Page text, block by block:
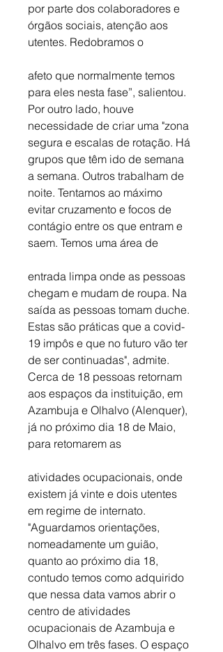
por parte dos colaboradores e
órgãos sociais, atenção aos
utentes. Redobramos o
afeto que normalmente temos
para eles nesta fase”, salientou.
Por outro lado, houve
necessidade de criar uma "zona
segura e escalas de rotação. Há
grupos que têm ido de semana
a semana. Outros trabalham de
noite. Tentamos ao máximo
evitar cruzamento e focos de
contágio entre os que entram e
saem. Temos uma área de
entrada limpa onde as pessoas
chegam e mudam de roupa. Na
saída as pessoas tomam duche.
Estas são práticas que a covid-
19 impôs e que no futuro vão ter
de ser continuadas", admite.
Cerca de 18 pessoas retornam
aos espaços da instituição, em
Azambuja e Olhalvo (Alenquer),
já no próximo dia 18 de Maio,
para retomarem as
atividades ocupacionais, onde
existem já vinte e dois utentes
em regime de internato.
"Aguardamos orientações,
nomeadamente um guião,
quanto ao próximo dia 18,
contudo temos como adquirido
que nessa data vamos abrir o
centro de atividades
ocupacionais de Azambuja e
Olhalvo em três fases. O espaço